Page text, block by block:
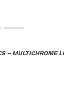
– MULTICHROME